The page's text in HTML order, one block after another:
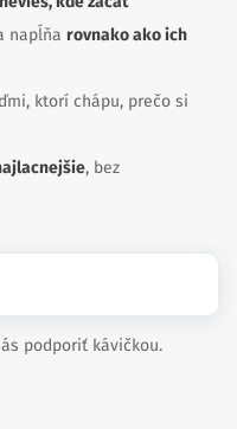
napĺňa rovnako ako ich
ktorí chápu, prečo si
, bez
podporiť kávičkou.